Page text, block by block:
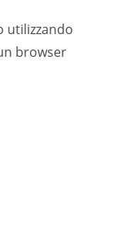
utilizzando
browser